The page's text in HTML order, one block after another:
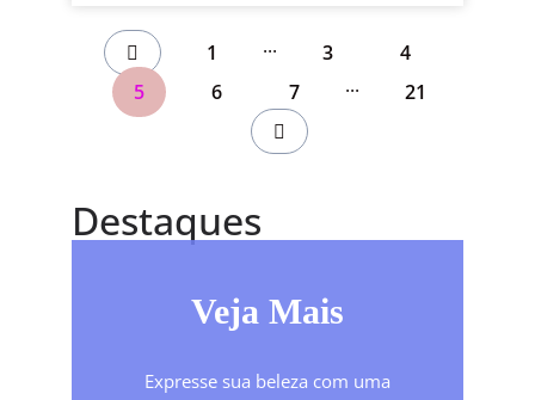
1 ... 3
4
5
6 7 ... 21
Destaques
Veja Mais
Expresse sua beleza com uma